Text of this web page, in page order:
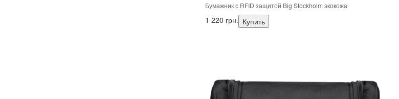
Бумажник с RFID защитой Big Stockholm экокожа
1 220 грн. Купить